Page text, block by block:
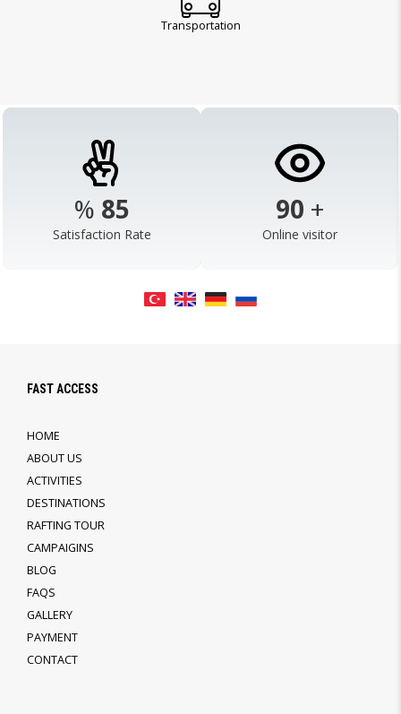
Transportation
% 98
Satisfaction Rate
103 +
Online visitor
FAST ACCESS
HOME
ABOUT US
ACTIVITIES
DESTINATIONS
RAFTING TOUR
CAMPAIGINS
BLOG
FAQS
GALLERY
PAYMENT
CONTACT